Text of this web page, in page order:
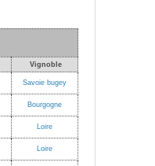
Vignoble
Savoie bugey
Bourgogne
Loire
Loire